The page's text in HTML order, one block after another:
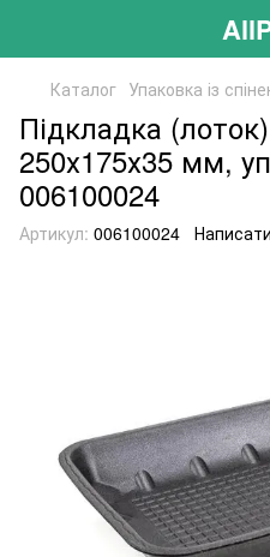
Каталог Упаковка із
Підкладка
250х175х35 мм,
006100024
Артикул: 006100024